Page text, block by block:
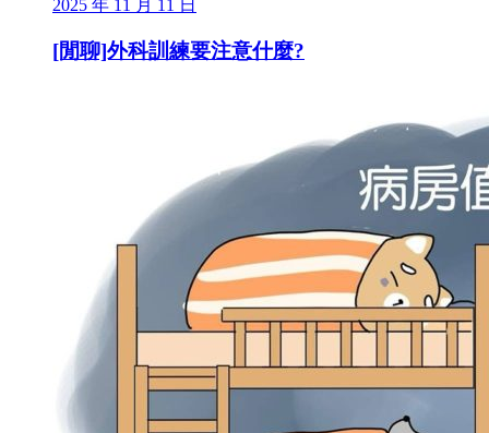
2025 年 11 月 11 日
[閒聊]外科訓練要注意什麼?